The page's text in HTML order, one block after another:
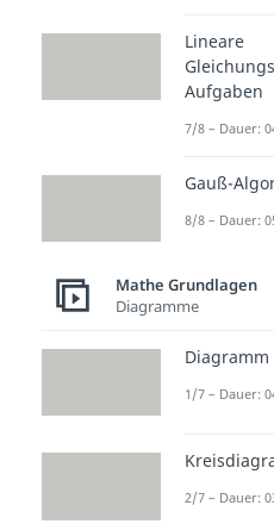
Schritt-
+ 16:
Was
x, denn x
Was
zu
Ergibt
Lineare
Aufgaben
7/8 – Dauer:
Gauß-
8/8 – Dauer:
Mathe Grundlagen
Diagramme
Diagramm
1/7 – Dauer:
2/7 – Dauer: